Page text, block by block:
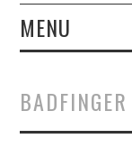
MENU
MIS VIAJES
BADFINGER